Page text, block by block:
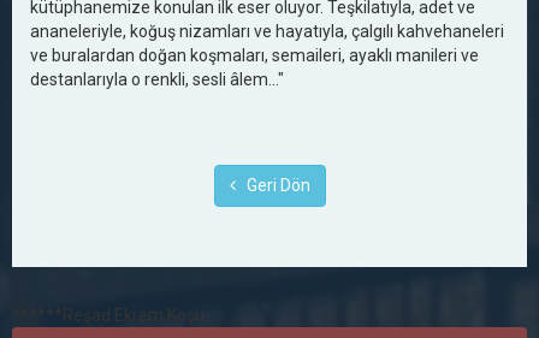
kütüphanemize konulan ilk eser oluyor. Teşkilatıyla, adet ve
ananeleriyle, koğuş nizamları ve hayatıyla, çalgılı kahvehaneleri
ve buralardan doğan koşmaları, semaileri, ayaklı manileri ve
destanlarıyla o renkli, sesli âlem..."
Geri Dön
******Reşad Ekrem Koçu